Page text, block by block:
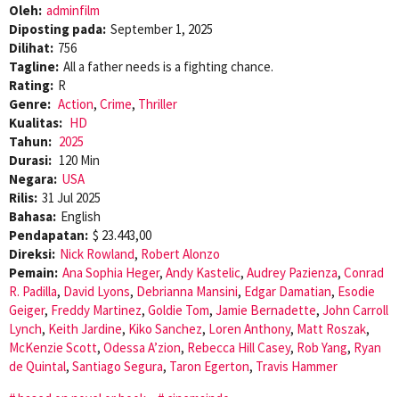
Oleh: adminfilm
Diposting pada: September 1, 2025
Dilihat: 756
Tagline: All a father needs is a fighting chance.
Rating: R
Genre: Action, Crime, Thriller
Kualitas: HD
Tahun: 2025
Durasi: 120 Min
Negara: USA
Rilis: 31 Jul 2025
Bahasa: English
Pendapatan: $ 23.443,00
Direksi: Nick Rowland, Robert Alonzo
Pemain: Ana Sophia Heger, Andy Kastelic, Audrey Pazienza, Conrad
R. Padilla, David Lyons, Debrianna Mansini, Edgar Damatian, Esodie
Geiger, Freddy Martinez, Goldie Tom, Jamie Bernadette, John Carroll
Lynch, Keith Jardine, Kiko Sanchez, Loren Anthony, Matt Roszak,
McKenzie Scott, Odessa A’zion, Rebecca Hill Casey, Rob Yang, Ryan
de Quintal, Santiago Segura, Taron Egerton, Travis Hammer